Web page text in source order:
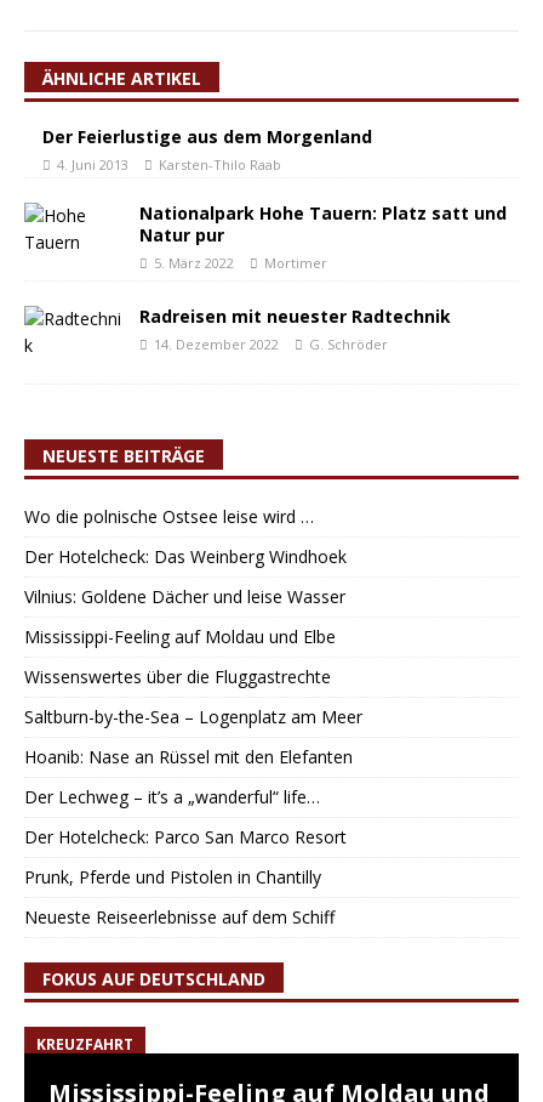
ÄHNLICHE ARTIKEL
Der Feierlustige aus dem Morgenland
4. Juni 2013 Karsten-Thilo Raab
Nationalpark Hohe Tauern: Platz satt und
Natur pur
5. März 2022 Mortimer
Radreisen mit neuester Radtechnik
14. Dezember 2022 G. Schröder
NEUESTE BEITRÄGE
Wo die polnische Ostsee leise wird …
Der Hotelcheck: Das Weinberg Windhoek
Vilnius: Goldene Dächer und leise Wasser
Mississippi-Feeling auf Moldau und Elbe
Wissenswertes über die Fluggastrechte
Saltburn-by-the-Sea – Logenplatz am Meer
Hoanib: Nase an Rüssel mit den Elefanten
Der Lechweg – it’s a „wanderful“ life…
Der Hotelcheck: Parco San Marco Resort
Prunk, Pferde und Pistolen in Chantilly
Neueste Reiseerlebnisse auf dem Schiff
FOKUS AUF DEUTSCHLAND
KREUZFAHRT
Mississippi-Feeling auf Moldau und